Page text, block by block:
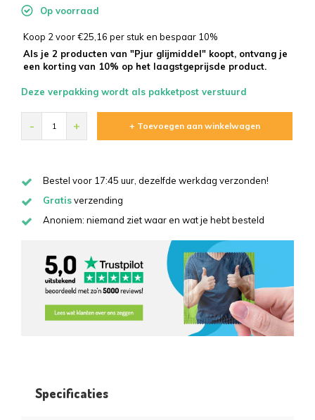
Op voorraad
Koop 2 voor €25,16 per stuk en bespaar 10%
Als je 2 producten van "Pjur glijmiddel" koopt, ontvang je
een korting van 10% op het laagstgeprijsde product.
Deze verpakking wordt als pakketpost verstuurd
- + + Toevoegen aan winkelwagen
Bestel voor 17:45 uur, dezelfde werkdag verzonden!
Gratisverzending
Anoniem: niemand ziet waar en wat je hebt besteld
Specificaties